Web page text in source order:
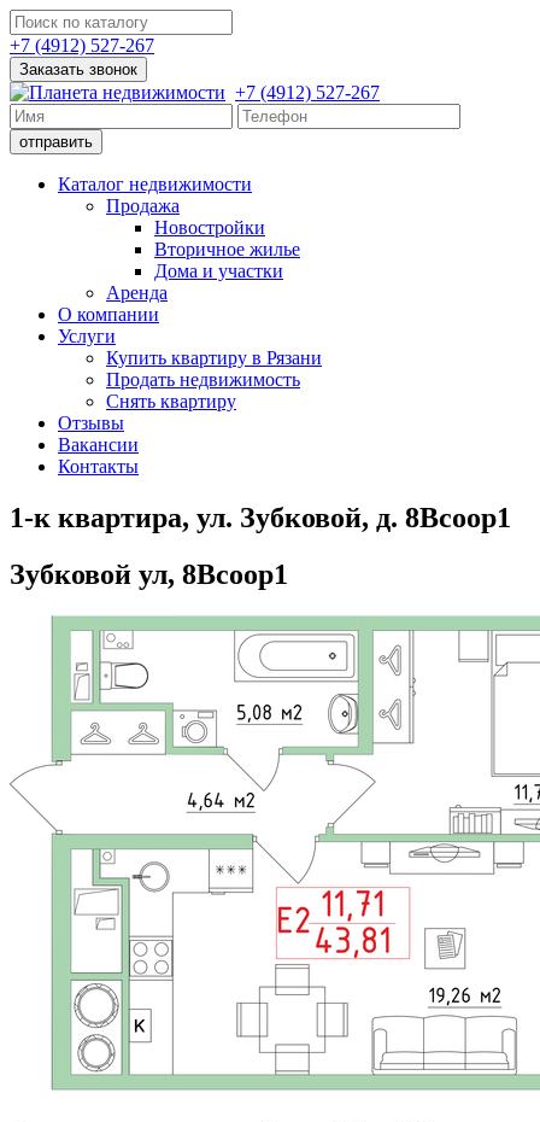
+7 (4912) 527-267
Заказать звонок
+7 (4912) 527-267
Каталог недвижимости
Продажа
Новостройки
Вторичное жилье
Дома и участки
Аренда
О компании
Услуги
Купить квартиру в Рязани
Продать недвижимость
Снять квартиру
Отзывы
Вакансии
Контакты
1-к квартира, ул. Зубковой, д. 8Всоор1
Зубковой ул, 8Всоор1